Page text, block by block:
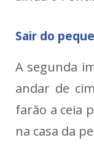
Sair do
A segunda
andar de
farão a ceia
na casa da